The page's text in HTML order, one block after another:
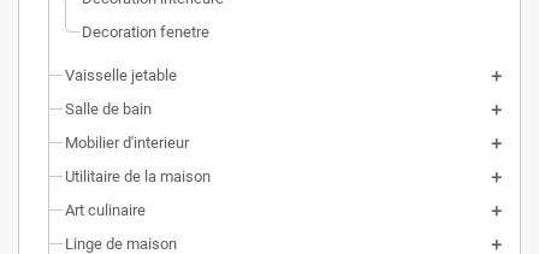
Decoration fenetre
Vaisselle jetable
Salle de bain
Mobilier d'interieur
Utilitaire de la maison
Art culinaire
Linge de maison